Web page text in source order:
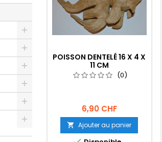
POISSON DENTELÉ 16 X 4 X
11 CM
(0)
6,90 CHF
 Ajouter au panier